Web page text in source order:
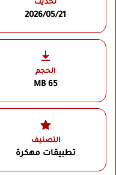
تحديث
2026/05/21
الحجم
65 MB
التصنيف
تطبيقات مهكرة